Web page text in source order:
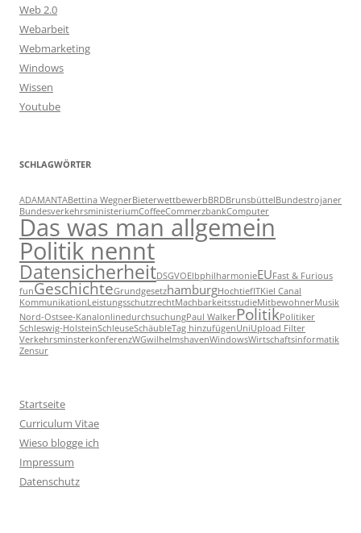
Web 2.0
Webarbeit
Webmarketing
Windows
Wissen
Youtube
SCHLAGWÖRTER
ADAMANTABettina WegnerBieterwettbewerbBRDBrunsbüttelBundestrojaner
BundesverkehrsministeriumCoffeeCommerzbankComputer
Das was man allgemein
Politik nennt
DatensicherheitDSGVOElbphilharmonieEUFast & Furious
funGeschichteGrundgesetzhamburgHochtiefITKiel Canal
KommunikationLeistungsschutzrechtMachbarkeitsstudieMitbewohnerMusik
Nord-Ostsee-KanalonlinedurchsuchungPaul WalkerPolitikPolitiker
Schleswig-HolsteinSchleuseSchäubleTag hinzufügenUniUpload Filter
VerkehrsminsterkonferenzWGwilhelmshavenWindowsWirtschaftsinformatik
Zensur
Startseite
Curriculum Vitae
Wieso blogge ich
Impressum
Datenschutz